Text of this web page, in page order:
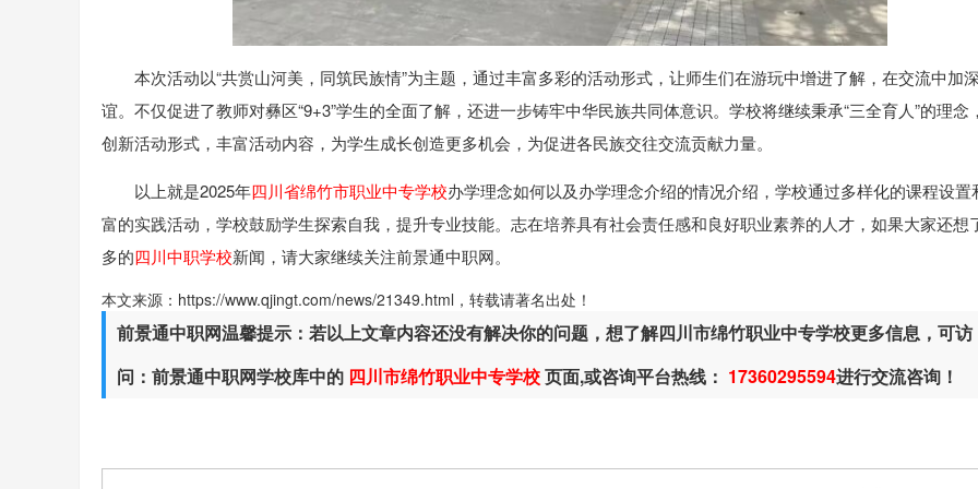
本次活动以“共赏山河美，同筑民族情”为主题，通过丰富多彩的活动形式，让师生们在游玩中增进了解，在交流中加
谊。不仅促进了教师对彝区“9+3”学生的全面了解，还进一步铸牢中华民族共同体意识。学校将继续秉承“三全育人”的理念
创新活动形式，丰富活动内容，为学生成长创造更多机会，为促进各民族交往交流贡献力量。
以上就是2025年四川省绵竹市职业中专学校办学理念如何以及办学理念介绍的情况介绍，学校通过多样化的课程设置
富的实践活动，学校鼓励学生探索自我，提升专业技能。志在培养具有社会责任感和良好职业素养的人才，如果大家还想
多的四川中职学校新闻，请大家继续关注前景通中职网。
本文来源：https://www.qjingt.com/news/21349.html，转载请著名出处！
前景通中职网温馨提示：若以上文章内容还没有解决你的问题，想了解四川市绵竹职业中专学校更多信息，可访
问：前景通中职网学校库中的 四川市绵竹职业中专学校页面,或咨询平台热线： 17360295594进行交流咨询！